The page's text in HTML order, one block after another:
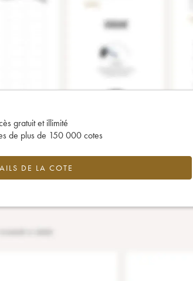
gratuit et illimité
de plus de 150 000 cotes
DE LA COTE